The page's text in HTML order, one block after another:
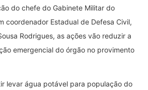
do chefe do Gabinete Militar do
coordenador Estadual de Defesa Civil,
Rodrigues, as ações vão reduzir a
emergencial do órgão no provimento
levar água potável para população do